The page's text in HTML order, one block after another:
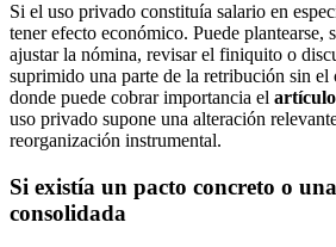
Si el uso privado constituía salario en
tener efecto económico. Puede plantearse,
ajustar la nómina, revisar el finiquito o
suprimido una parte de la retribución sin el
donde puede cobrar importancia el
uso privado supone una alteración
reorganización instrumental.
Si existía un pacto concreto o
consolidada